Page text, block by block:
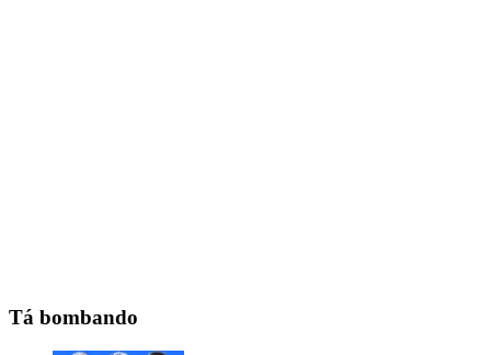
Tá bombando